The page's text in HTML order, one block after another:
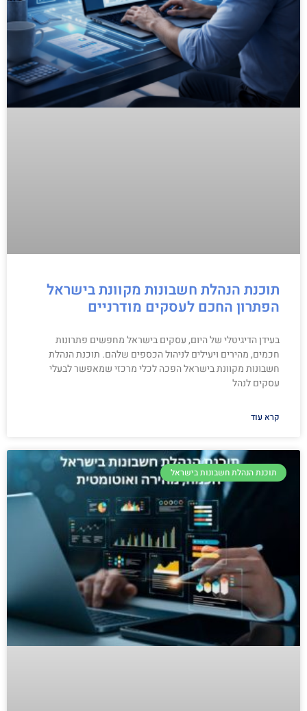
תוכנת הנהלת חשבונות מקוונת בישראל
הפתרון החכם לעסקים מודרניים
בעידן הדיגיטלי של היום, עסקים בישראל מחפשים פתרונות
חכמים, מהירים ויעילים לניהול הכספים שלהם. תוכנת הנהלת
חשבונות מקוונת בישראל הפכה לכלי מרכזי שמאפשר לבעלי
עסקים לנהל
קרא עוד
תוכנת הנהלת חשבונות בישראל